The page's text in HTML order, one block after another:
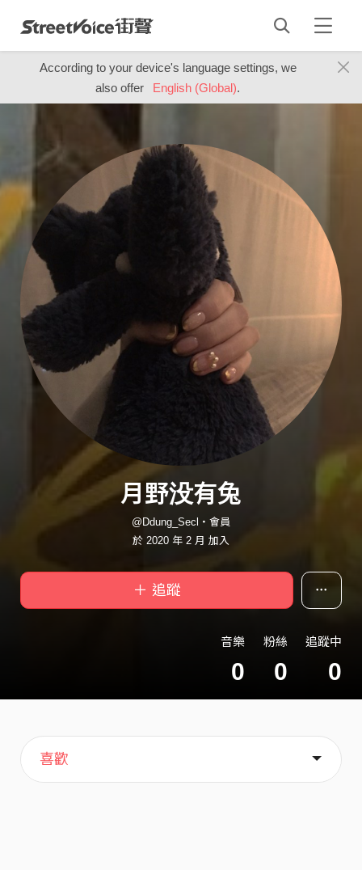
According to your device's language settings, we
also offer
English (Global).
月野没有兔
@Ddung_Secl・會員
於 2020 年 2 月 加入
＋ 追蹤
音樂
0
粉絲
0
追蹤中
0
主頁
喜歡
關於